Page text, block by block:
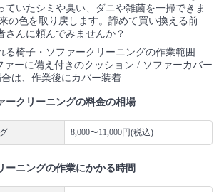
ていたシミや臭い、ダニや雑菌を一掃できま
の色を取り戻します。諦めて買い換える前
さんに頼んでみませんか？
る椅子・ソファークリーニングの作業範囲
ァーに備え付きのクッション / ソファーカバー
は、作業後にカバー装着
ークリーニングの料金の相場
8,000〜11,000円(税込)
ーニングの作業にかかる時間